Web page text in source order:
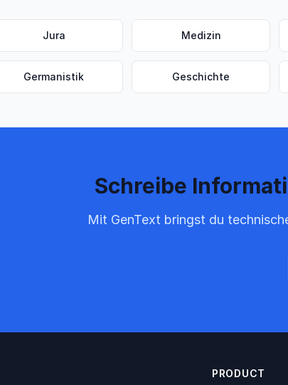
Jura Medizin
Germanistik Geschichte
Schreibe
Mit GenText bringst du
PRODUCT